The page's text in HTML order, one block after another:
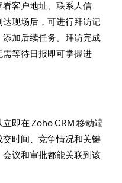
客户地址、联系人信
现场后，可进行拜访记
加后续任务。拜访完成
等待日报即可掌握进
即在 Zoho CRM 移动端
时间、竞争情况和关键
议和审批都能关联到该